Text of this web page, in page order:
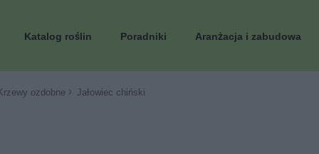
Katalog roślin Poradniki Aranżacja i zabudowa
ozdobne Jałowiec chiński